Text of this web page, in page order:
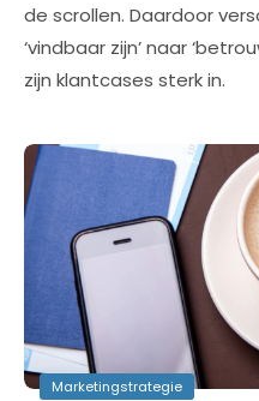
de scrollen. Daardoor
‘vindbaar zijn’ naar
zijn klantcases sterk in.
Marketingstrategie